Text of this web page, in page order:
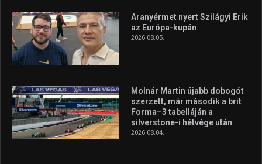
Aranyérmet nyert Szilágyi Erik
az Európa-kupán
2026.08.05.
Molnár Martin újabb dobogót
szerzett, már második a brit
Forma–3 tabelláján a
silverstone-i hétvége után
2026.08.04.